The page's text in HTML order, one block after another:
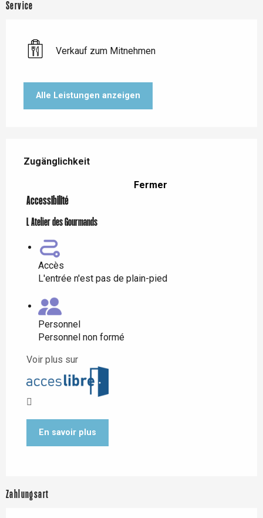
Service
Verkauf zum Mitnehmen
Alle Leistungen anzeigen
Zugänglichkeit
Zugänglichkeit
Fermer
Accessibilité
L Atelier des Gourmands
Accès
L'entrée n'est pas de plain-pied
Personnel
Personnel non formé
Voir plus sur
En savoir plus
Zahlungsart